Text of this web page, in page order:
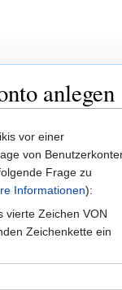
anlegen
vor einer
von
Frage zu
Informationen):
vierte Zeichen VON
Zeichenkette ein